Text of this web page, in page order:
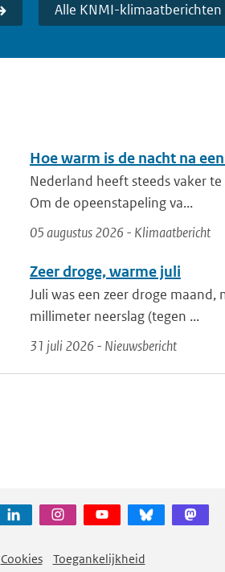
Alle KNMI-klimaatberichten
Hoe warm is de nacht na
Nederland heeft steeds vaker
Om de opeenstapeling va...
05 augustus 2026 - Klimaatbericht
Zeer droge, warme juli
Juli was een zeer droge
millimeter neerslag (tegen ...
31 juli 2026 - Nieuwsbericht
Cookies Toegankelijkheid